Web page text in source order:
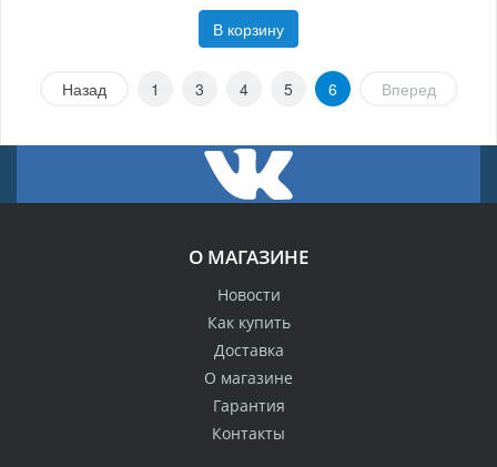
В корзину
Назад 1 3 4 5 6 Вперед
О МАГАЗИНЕ
Новости
Как купить
Доставка
О магазине
Гарантия
Контакты